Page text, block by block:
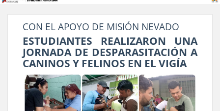
CON EL APOYO DE MISIÓN NEVADO
ESTUDIANTES REALIZARON UNA
JORNADA DE DESPARASITACIÓN A
CANINOS Y FELINOS EN EL VIGÍA